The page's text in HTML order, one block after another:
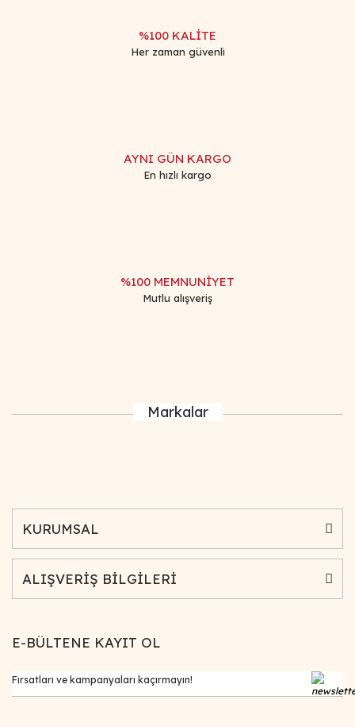
%100 KALİTE
Her zaman güvenli
AYNI GÜN KARGO
En hızlı kargo
%100 MEMNUNİYET
Mutlu alışveriş
Markalar
KURUMSAL
ALIŞVERİŞ BİLGİLERİ
E-BÜLTENE KAYIT OL